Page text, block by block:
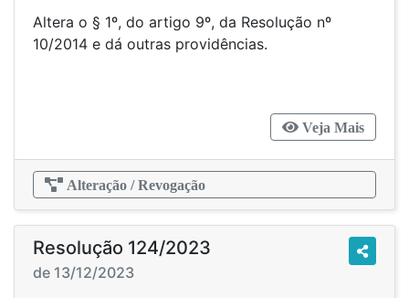
Altera o § 1º, do artigo 9º, da Resolução nº
10/2014 e dá outras providências.
Veja Mais
Alteração / Revogação
Resolução 124/2023
de 13/12/2023